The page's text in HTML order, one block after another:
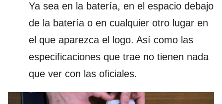
Ya sea en la batería, en el espacio debajo
de la batería o en cualquier otro lugar en
el que aparezca el logo. Así como las
especificaciones que trae no tienen nada
que ver con las oficiales.